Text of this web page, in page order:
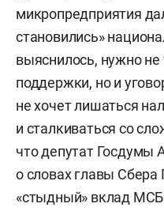
микропредприятия
становились»
выяснилось, нужно
поддержки, но и
не хочет лишаться
и сталкиваться со
что депутат Госдумы
о словах главы Сбера
«стыдный» вклад